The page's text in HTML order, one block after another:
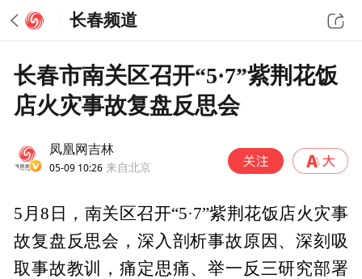
长春频道
长春市南关区召开“5·7”紫荆花饭
店火灾事故复盘反思会
凤凰网吉林
05-09 10:26 来自北京
5月8日，南关区召开“5·7”紫荆花饭店火灾事
故复盘反思会，深入剖析事故原因、深刻吸
取事故教训，痛定思痛、举一反三研究部署